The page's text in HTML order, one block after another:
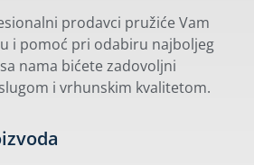
prodavci pružiće Vam
i pomoć pri odabiru najboljeg
nama bićete zadovoljni
i vrhunskim kvalitetom.